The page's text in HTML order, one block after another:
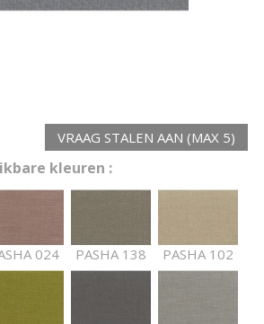
VRAAG STALEN AAN (MAX 5)
kleuren :
024 PASHA 138 PASHA 102